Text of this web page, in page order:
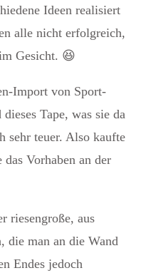
Ideen realisiert
alle nicht erfolgreich,
Gesicht. 😆
Import von Sport-
Tape, was sie da
sehr teuer. Also kaufte
Vorhaben an der
riesengroße, aus
die man an die Wand
Endes jedoch